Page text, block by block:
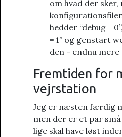
om hvad der
hedder “debug =
= 1” og genstart
den - endnu
Fremtiden for
vejrstation
Jeg er næsten færdig
men der er et par
lige skal have løst